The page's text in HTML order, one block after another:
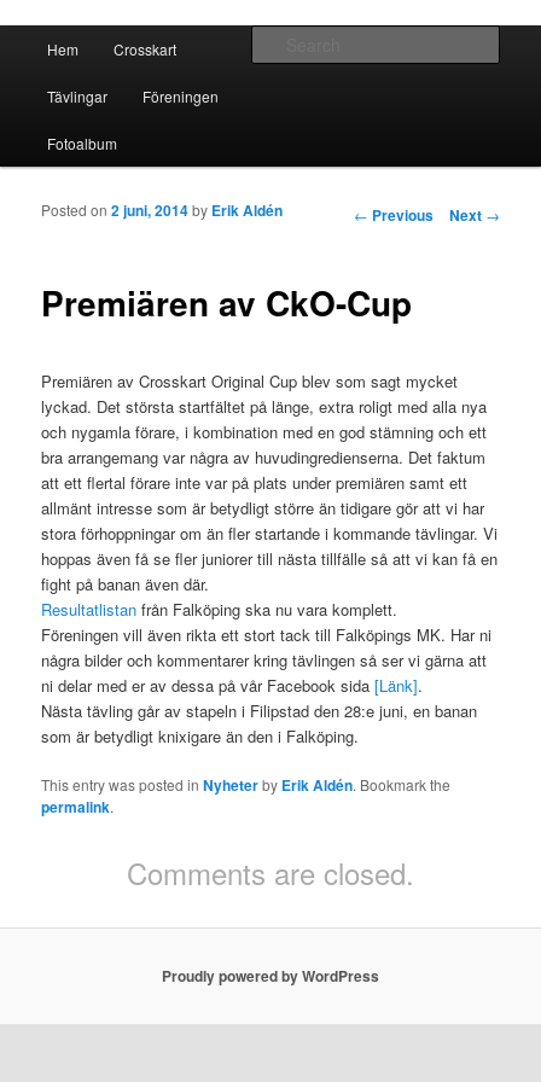
Crosskart Original
Skip to primary content
Skip to secondary content
Hem Crosskart
Tävlingar Föreningen
Fotoalbum
Post navigation
← Previous Next →
Premiären av CkO-Cup
Posted on2 juni, 2014by Erik Aldén
Premiären av Crosskart Original Cup blev som sagt mycket
lyckad. Det största startfältet på länge, extra roligt med alla nya
och nygamla förare, i kombination med en god stämning och ett
bra arrangemang var några av huvudingredienserna. Det faktum
att ett flertal förare inte var på plats under premiären samt ett
allmänt intresse som är betydligt större än tidigare gör att vi har
stora förhoppningar om än fler startande i kommande tävlingar. Vi
hoppas även få se fler juniorer till nästa tillfälle så att vi kan få en
fight på banan även där.
Resultatlistan från Falköping ska nu vara komplett.
Föreningen vill även rikta ett stort tack till Falköpings MK. Har ni
några bilder och kommentarer kring tävlingen så ser vi gärna att
ni delar med er av dessa på vår Facebook sida[Länk].
Nästa tävling går av stapeln i Filipstad den 28:e juni, en banan
som är betydligt knixigare än den i Falköping.
This entry was posted inNyheterby Erik Aldén. Bookmark the
permalink.
Comments are closed.
Proudly powered by WordPress